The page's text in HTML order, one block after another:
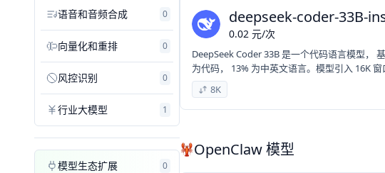
语音和音频合成 0
向量化和重排 0
风控识别 0
行业大模型 1
模型生态扩展 0
deepseek-coder-33B-
0.02 元/次
DeepSeek Coder 33B 是一个代码语言模型，
为代码， 13% 为中英文语言。模型引入 16K
代码补全和片段填充功能。
8K
OpenClaw 模型